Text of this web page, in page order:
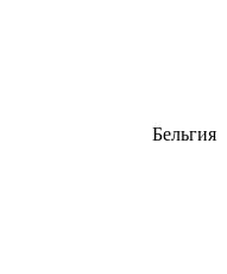
Бельгия